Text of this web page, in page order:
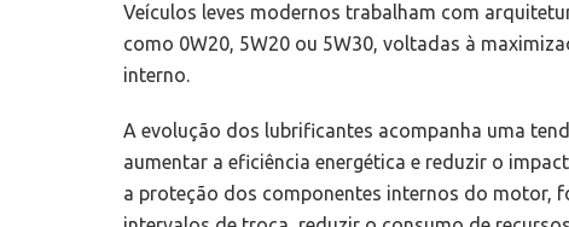
Veículos leves modernos trabalham com
como 0W20, 5W20 ou 5W30, voltadas à
interno.
A evolução dos lubrificantes acompanha uma
aumentar a eficiência energética e reduzir o
a proteção dos componentes internos do motor,